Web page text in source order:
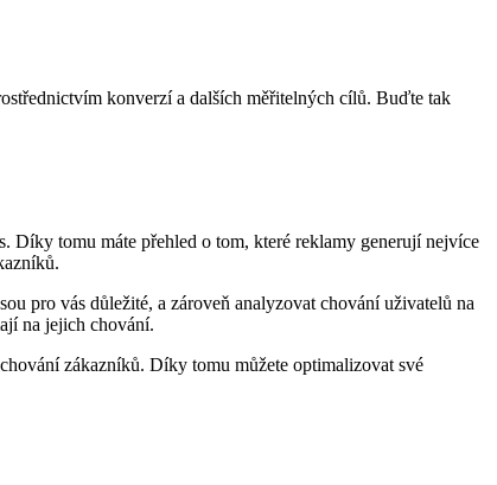
konverzí a dalších měřitelných cílů. Buďte tak
Díky tomu máte přehled o tom, které reklamy generují nejvíce
pro vás důležité, a zároveň analyzovat chování uživatelů na
na jejich chování.
zákazníků. Díky tomu můžete optimalizovat své